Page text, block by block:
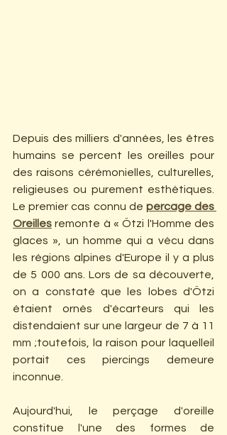
Depuis des milliers d'années, les êtres
humains se percent les oreilles pour
des raisons cérémonielles, culturelles,
religieuses ou purement esthétiques.
Le premier cas connu de percage des
Oreilles remonte à « Ötzi l'Homme des
glaces », un homme qui a vécu dans
les régions alpines d'Europe il y a plus
de 5 000 ans. Lors de sa découverte,
on a constaté que les lobes d'Ötzi
étaient ornés d'écarteurs qui les
distendaient sur une largeur de 7 à 11
mm ;toutefois, la raison pour laquelleil
portait ces piercings demeure
inconnue.
Aujourd'hui, le perçage d'oreille
constitue l'une des formes de